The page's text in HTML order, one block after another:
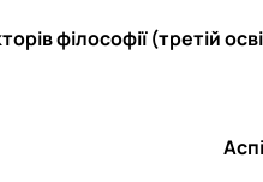
філософії (третій